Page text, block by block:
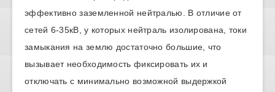
эффективно заземленной нейтралью. В отличие от
сетей 6-35кВ, у которых нейтраль изолирована, токи
замыкания на землю достаточно большие, что
вызывает необходимость фиксировать их и
отключать с минимально возможной выдержкой